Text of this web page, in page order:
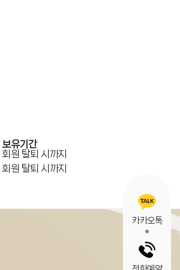
보유기간
회원 탈퇴 시까지
회원 탈퇴 시까지
카카오톡